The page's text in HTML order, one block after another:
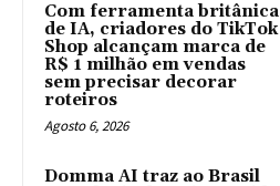
Com ferramenta britânica
de IA, criadores do TikTok
Shop alcançam marca de
R$ 1 milhão em vendas
sem precisar decorar
roteiros
Agosto 6, 2026
Domma AI traz ao Brasil